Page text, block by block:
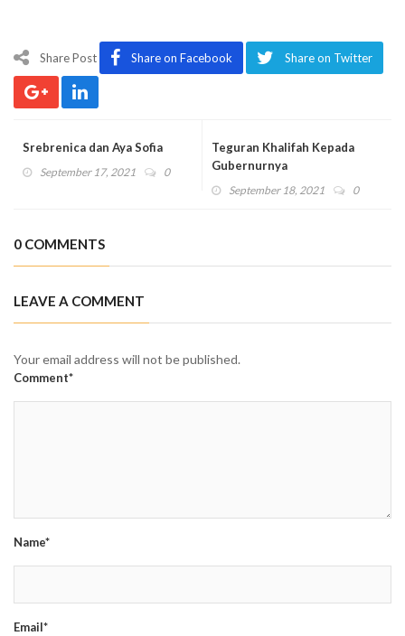
Share Post Share on Facebook Share on Twitter
Srebrenica dan Aya Sofia
September 17, 2021 0
Teguran Khalifah Kepada
Gubernurnya
September 18, 2021 0
0 COMMENTS
LEAVE A COMMENT
Your email address will not be published.
Comment*
Name*
Email*